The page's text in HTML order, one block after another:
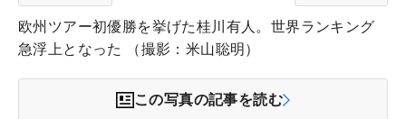
欧州ツアー初優勝を挙げた桂川有人。世界ランキング
急浮上となった （撮影：米山聡明）
この写真の記事を読む